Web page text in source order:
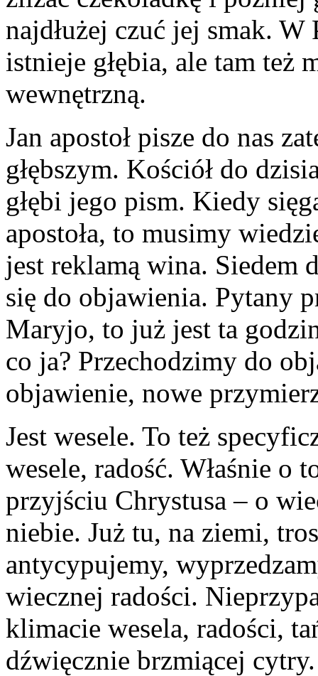
najdłużej czuć jej smak. W
istnieje głębia, ale tam też
wewnętrzną.
Jan apostoł pisze do nas
głębszym. Kościół do
głębi jego pism. Kiedy
apostoła, to musimy
jest reklamą wina. Siedem
się do objawienia. Pytany
Maryjo, to już jest ta
co ja? Przechodzimy do
objawienie, nowe
Jest wesele. To też
wesele, radość. Właśnie
przyjściu Chrystusa – o
niebie. Już tu, na ziemi,
antycypujemy,
wiecznej radości.
klimacie wesela, radości,
dźwięcznie brzmiącej cytry.